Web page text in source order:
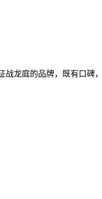
龙庭的品牌，既有口碑